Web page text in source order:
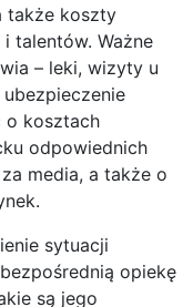
także koszty
talentów. Ważne
– leki, wizyty u
o kosztach
odpowiednich
media, a także o
sytuacji
opiekę
są jego